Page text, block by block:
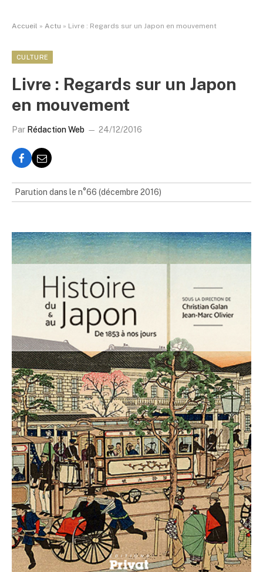
Accueil » Actu » Livre : Regards sur un Japon en mouvement
CULTURE
Livre : Regards sur un Japon
en mouvement
Par Rédaction Web 24/12/2016
Parution dans le n°66 (décembre 2016)